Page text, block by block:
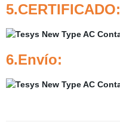
5.CERTIFICADO:
6.Envío: